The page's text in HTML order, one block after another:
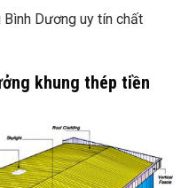
Dương uy tín chất
khung thép tiền